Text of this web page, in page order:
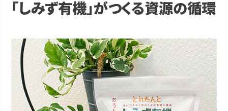
「しみず有機」がつくる資源の循環